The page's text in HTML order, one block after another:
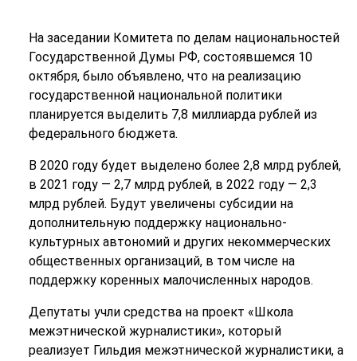
На заседании Комитета по делам национальностей
Государственной Думы РФ, состоявшемся 10
октября, было объявлено, что на реализацию
государственной национальной политики
планируется выделить 7,8 миллиарда рублей из
федерального бюджета.
В 2020 году будет выделено более 2,8 млрд рублей,
в 2021 году — 2,7 млрд рублей, в 2022 году — 2,3
млрд рублей. Будут увеличены субсидии на
дополнительную поддержку национально-
культурных автономий и других некоммерческих
общественных организаций, в том числе на
поддержку коренных малочисленных народов.
Депутаты учли средства на проект «Школа
межэтнической журналистики», который
реализует Гильдия межэтнической журналистики, а